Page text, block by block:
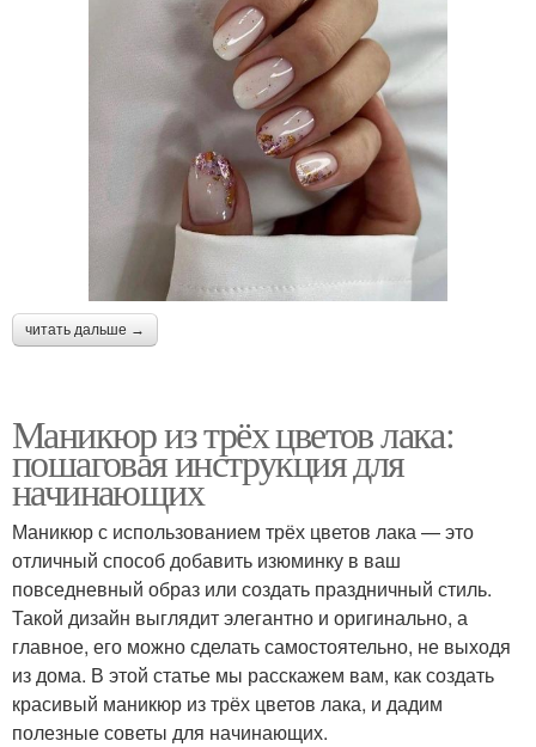
читать дальше →
Маникюр из трёх цветов лака:
пошаговая инструкция для
начинающих
Маникюр с использованием трёх цветов лака — это
отличный способ добавить изюминку в ваш
повседневный образ или создать праздничный стиль.
Такой дизайн выглядит элегантно и оригинально, а
главное, его можно сделать самостоятельно, не выходя
из дома. В этой статье мы расскажем вам, как создать
красивый маникюр из трёх цветов лака, и дадим
полезные советы для начинающих.